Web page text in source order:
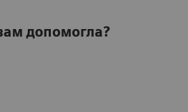
допомогла?